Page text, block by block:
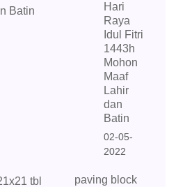
Hari
Raya
Idul Fitri
1443h
Mohon
Maaf
Lahir
dan
Batin
02-05-
2022
paving block